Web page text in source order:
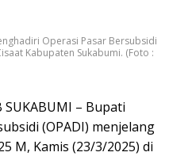
Operasi Pasar Bersubsidi
Kabupaten Sukabumi. (Foto :
SUKABUMI – Bupati
(OPADI) menjelang
M, Kamis (23/3/2025) di